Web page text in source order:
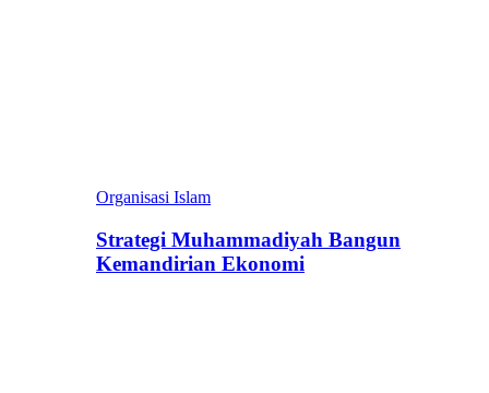
Organisasi Islam
Strategi Muhammadiyah Bangun
Kemandirian Ekonomi